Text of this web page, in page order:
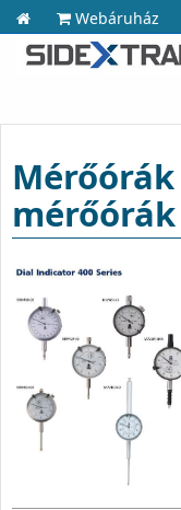
Webáruház
mérőórák